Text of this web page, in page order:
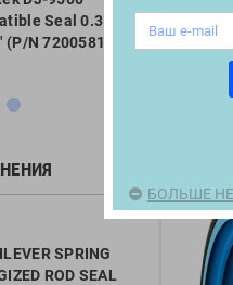
Seal 0.313" x
(P/N 7200581)
SPRING
ROD SEAL
БОЛЬШЕ